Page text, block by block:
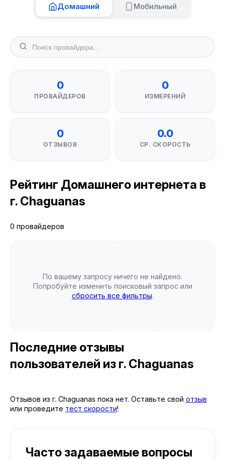
Домашний Мобильный
0
ПРОВАЙДЕРОВ
0
ИЗМЕРЕНИЙ
0
ОТЗЫВОВ
0.0
СР. СКОРОСТЬ
Рейтинг Домашнего интернета в
г. Chaguanas
0 провайдеров
По вашему запросу ничего не найдено.
Попробуйте изменить поисковый запрос или
сбросить все фильтры.
Последние отзывы
пользователей из г. Chaguanas
Отзывов из г. Chaguanas пока нет. Оставьте свой отзыв
или проведите тест скорости!
Часто задаваемые вопросы